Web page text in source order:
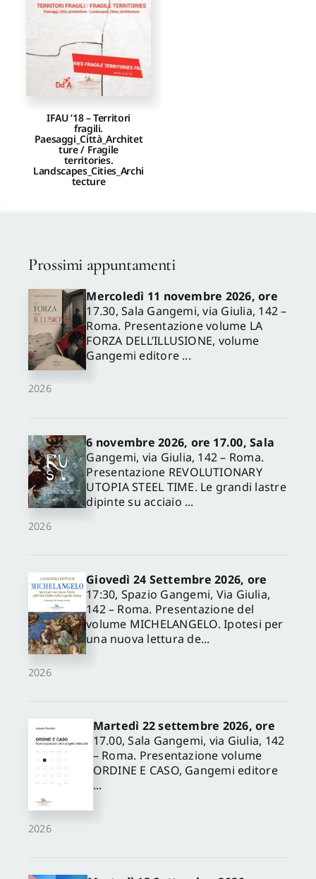
IFAU ’18 – Territori
fragili.
Paesaggi_Città_Architet
ture / Fragile
territories.
Landscapes_Cities_Archi
tecture
Prossimi appuntamenti
2026
Mercoledì 11 novembre 2026, ore
17.30, Sala Gangemi, via Giulia, 142 –
Roma. Presentazione volume LA
FORZA DELL’ILLUSIONE, volume
Gangemi editore ...
2026
6 novembre 2026, ore 17.00, Sala
Gangemi, via Giulia, 142 – Roma.
Presentazione REVOLUTIONARY
UTOPIA STEEL TIME. Le grandi lastre
dipinte su acciaio ...
2026
Giovedì 24 Settembre 2026, ore
17:30, Spazio Gangemi, Via Giulia,
142 – Roma. Presentazione del
volume MICHELANGELO. Ipotesi per
una nuova lettura de...
2026
Martedì 22 settembre 2026, ore
17.00, Sala Gangemi, via Giulia, 142
– Roma. Presentazione volume
ORDINE E CASO, Gangemi editore
...